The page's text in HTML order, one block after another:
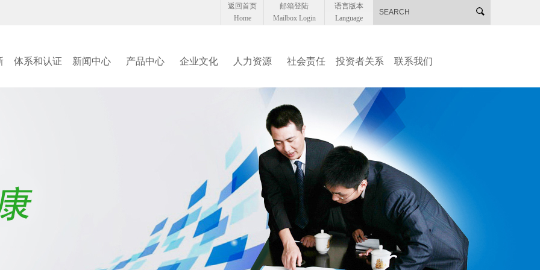
语言版本
Language
邮箱登陆
Mailbox Login
返回首页
Home
体系和认证 新闻中心 产品中心 企业文化 人力资源 社会责任 投资者关系 联系我们